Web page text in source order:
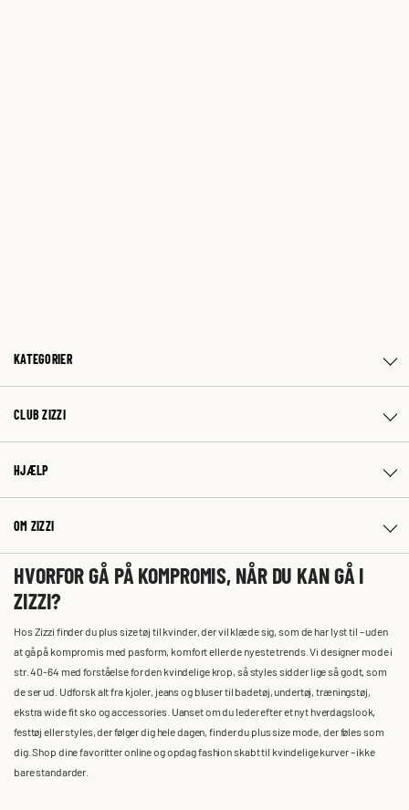
KATEGORIER
CLUB ZIZZI
HJÆLP
OM ZIZZI
HVORFOR GÅ PÅ KOMPROMIS, NÅR DU KAN GÅ I
ZIZZI?
Hos Zizzi finder du plus size tøj til kvinder, der vil klæde sig, som de har lyst til – uden
at gå på kompromis med pasform, komfort eller de nyeste trends. Vi designer mode i
str. 40-64 med forståelse for den kvindelige krop, så styles sidder lige så godt, som
de ser ud. Udforsk alt fra kjoler, jeans og bluser til badetøj, undertøj, træningstøj,
ekstra wide fit sko og accessories. Uanset om du leder efter et nyt hverdagslook,
festtøj eller styles, der følger dig hele dagen, finder du plus size mode, der føles som
dig. Shop dine favoritter online og opdag fashion skabt til kvindelige kurver – ikke
bare standarder.